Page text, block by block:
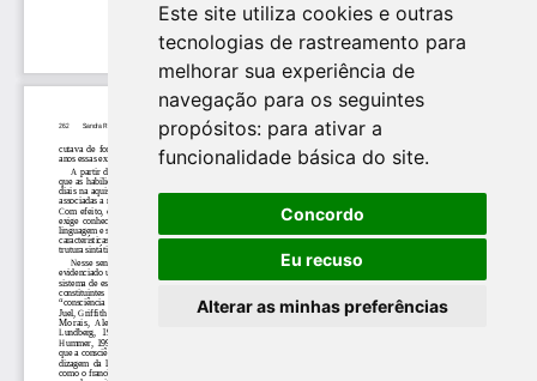
Este site utiliza cookies e outras
tecnologias de rastreamento para
melhorar sua experiência de
navegação para os seguintes
propósitos: para ativar a
funcionalidade básica do site.
Concordo
Eu recuso
Alterar as minhas preferências